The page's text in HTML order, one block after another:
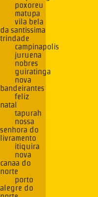
poxoreu
matupa
vila bela
da santissima
trindade
campinapolis
juruena
nobres
guiratinga
nova
bandeirantes
feliz
natal
tapurah
nossa
senhora do
livramento
itiquira
nova
canaa do
norte
porto
alegre do